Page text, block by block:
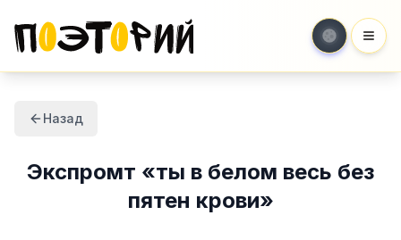
Назад
Экспромт «ты в белом весь без
пятен крови»